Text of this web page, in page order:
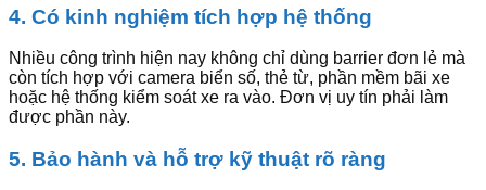
4. Có kinh nghiệm tích hợp hệ thống
Nhiều công trình hiện nay không chỉ dùng barrier đơn lẻ mà
còn tích hợp với camera biển số, thẻ từ, phần mềm bãi xe
hoặc hệ thống kiểm soát xe ra vào. Đơn vị uy tín phải làm
được phần này.
5. Bảo hành và hỗ trợ kỹ thuật rõ ràng